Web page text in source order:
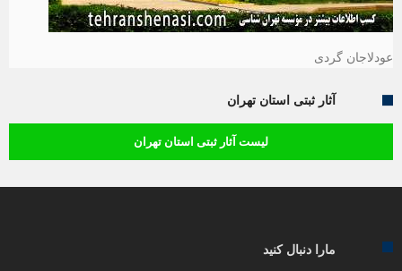
عودلاجان گردی
آثار ثبتی استان تهران
لیست آثار ثبتی استان تهران
مارا دنبال کنید